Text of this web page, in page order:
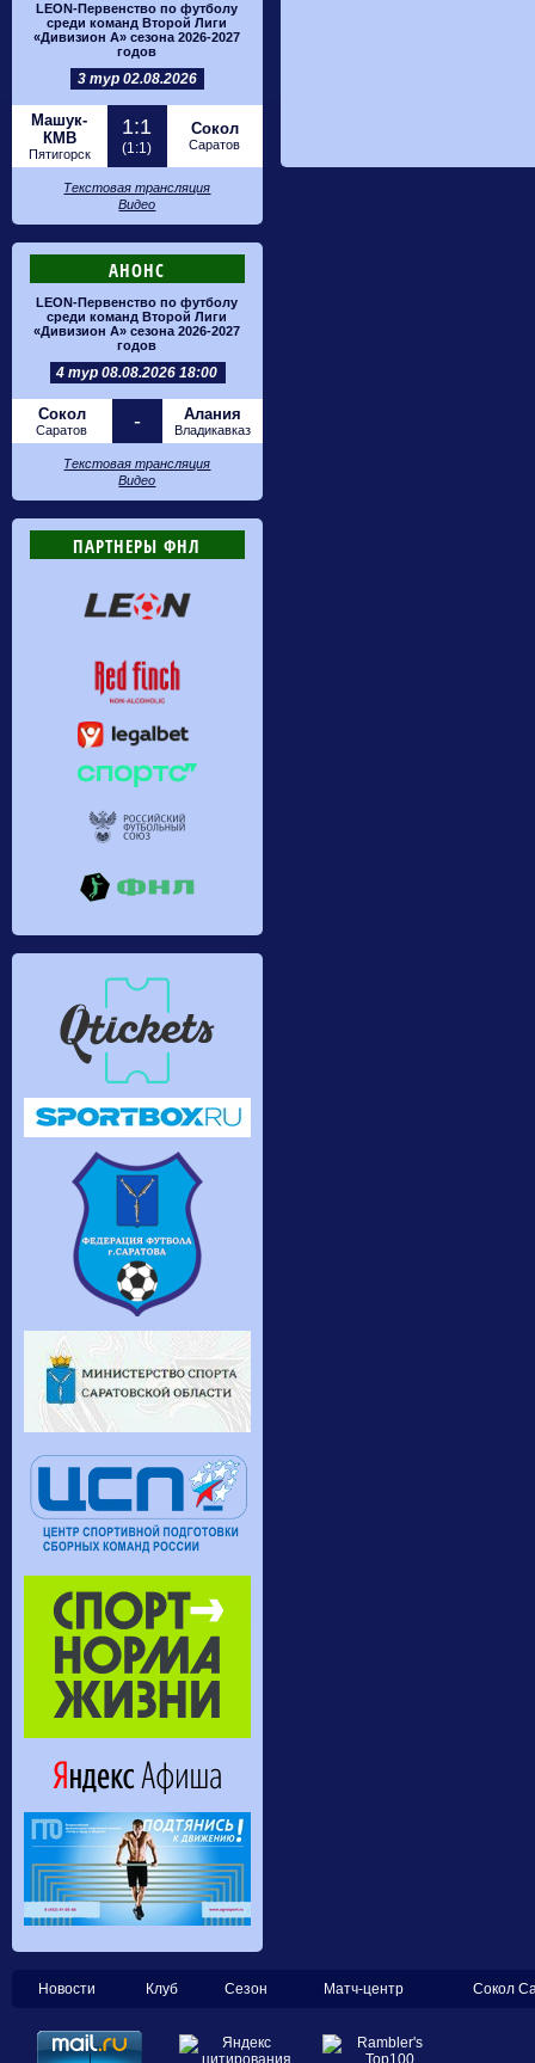
LEON-Первенство по футболу
среди команд Второй Лиги
«Дивизион А» сезона 2026-2027
годов
3 тур 02.08.2026
Машук-
КМВ
Пятигорск
1:1
(1:1)
Сокол
Саратов
Текстовая трансляция
Видео
АНОНС
LEON-Первенство по футболу
среди команд Второй Лиги
«Дивизион А» сезона 2026-2027
годов
4 тур 08.08.2026 18:00
Сокол
Саратов - Алания
Владикавказ
Текстовая трансляция
Видео
ПАРТНЕРЫ ФНЛ
Новости Клуб Сезон Матч-центр Сокол